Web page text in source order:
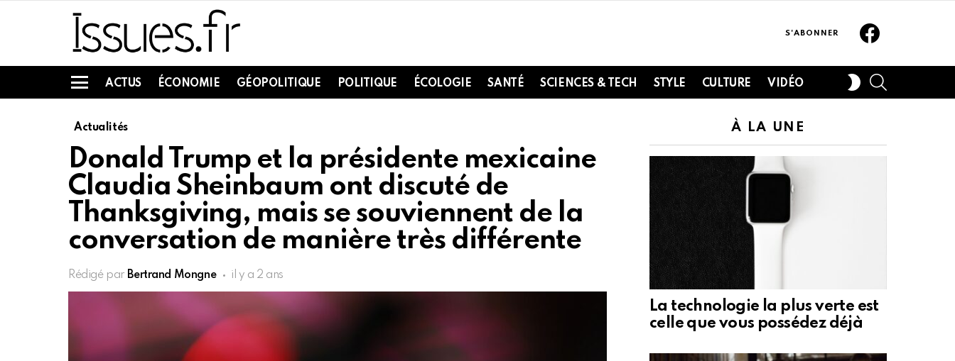
S'ABONNER
Menu
ACTUS ÉCONOMIE GÉOPOLITIQUE POLITIQUE ÉCOLOGIE SANTÉ SCIENCES & TECH STYLE CULTURE VIDÉO
SWITCH
SKIN
Actualités
Donald Trump et la présidente mexicaine
Claudia Sheinbaum ont discuté de
Thanksgiving, mais se souviennent de la
conversation de manière très différente
Rédigé par Bertrand Mongne il y a 2 ans
À LA UNE
La technologie la plus verte est
celle que vous possédez déjà